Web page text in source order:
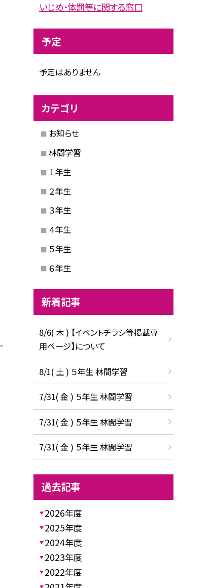
いじめ・体罰等に関する窓口
予定
予定はありません
カテゴリ
お知らせ
林間学習
１年生
２年生
３年生
４年生
５年生
６年生
新着記事
8/6( 木 ) 【イベントチラシ等掲載専
用ページ】について
8/1( 土 ) ５年生 林間学習
7/31( 金 ) ５年生 林間学習
7/31( 金 ) ５年生 林間学習
7/31( 金 ) ５年生 林間学習
過去記事
2026年度
2025年度
2024年度
2023年度
2022年度